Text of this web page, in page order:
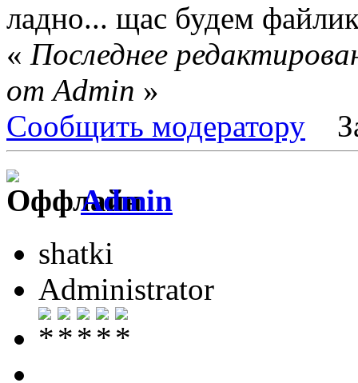
ладно... щас будем
« Последнее
от Admin »
Сообщить модератору
Admin
shatki
Administrator